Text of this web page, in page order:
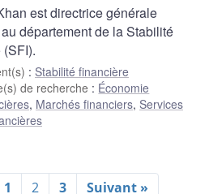
est directrice générale
département de la Stabilité
: Stabilité financière
de recherche : Économie
, Marchés financiers, Services
1 2 3 Suivant »